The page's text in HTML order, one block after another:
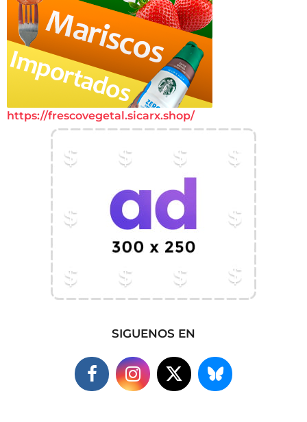
https://frescovegetal.sicarx.shop/
SIGUENOS EN